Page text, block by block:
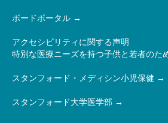
ボードポータル
アクセシビリティに関する声明
特別な医療ニーズを持つ子供と若者のた
スタンフォード・メディシン小児保健
スタンフォード大学医学部